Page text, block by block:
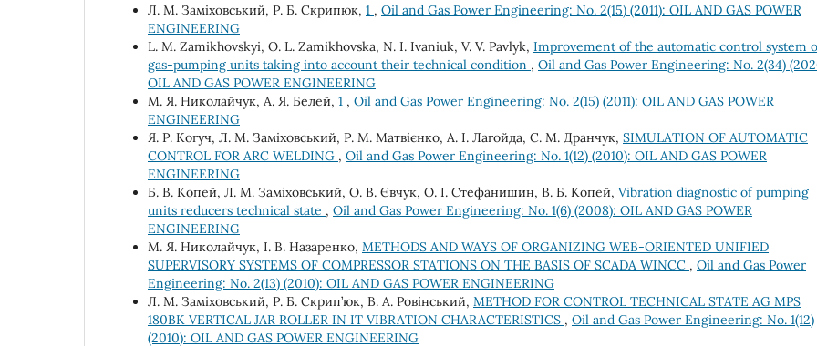
Л. М. Заміховський, Р. Б. Скрипюк, 1 , Oil and Gas Power Engineering: No. 2(15) (2011): OIL AND GAS POWER
ENGINEERING
L. М. Zamikhovskyi, О. L. Zamikhovska, N. І. Ivaniuk, V. V. Pavlyk, Improvement of the automatic control system
gas-pumping units taking into account their technical condition , Oil and Gas Power Engineering: No. 2(34)
OIL AND GAS POWER ENGINEERING
М. Я. Николайчук, А. Я. Белей, 1 , Oil and Gas Power Engineering: No. 2(15) (2011): OIL AND GAS POWER
ENGINEERING
Я. Р. Когуч, Л. М. Заміховський, Р. М. Матвієнко, А. І. Лагойда, С. М. Дранчук, SIMULATION OF AUTOMATIC
CONTROL FOR ARC WELDING , Oil and Gas Power Engineering: No. 1(12) (2010): OIL AND GAS POWER
ENGINEERING
Б. В. Копей, Л. М. Заміховський, О. В. Євчук, О. І. Стефанишин, В. Б. Копей, Vibration diagnostic of pumping
units reducers technical state , Oil and Gas Power Engineering: No. 1(6) (2008): OIL AND GAS POWER
ENGINEERING
М. Я. Николайчук, І. В. Назаренко, METHODS AND WAYS OF ORGANIZING WEB-ORIENTED UNIFIED
SUPERVISORY SYSTEMS OF COMPRESSOR STATIONS ON THE BASIS OF SCADA WINCC , Oil and Gas Power
Engineering: No. 2(13) (2010): OIL AND GAS POWER ENGINEERING
Л. М. Заміховський, Р. Б. Скрип’юк, В. А. Ровінський, METHOD FOR CONTROL TECHNICAL STATE AG MPS
180BK VERTICAL JAR ROLLER IN IT VIBRATION CHARACTERISTICS , Oil and Gas Power Engineering: No. 1(12)
(2010): OIL AND GAS POWER ENGINEERING